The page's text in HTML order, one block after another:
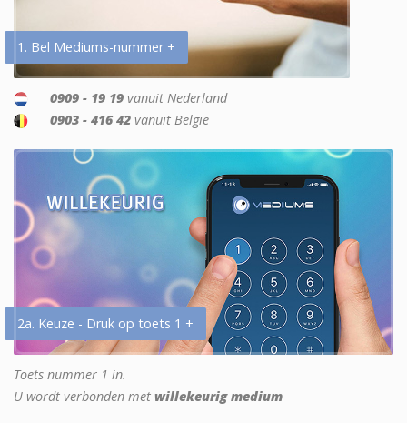
1. Bel Mediums-nummer +
0909 - 19 19 vanuit Nederland
0903 - 416 42 vanuit België
2a. Keuze - Druk op toets 1 +
Toets nummer 1 in.
U wordt verbonden met willekeurig medium